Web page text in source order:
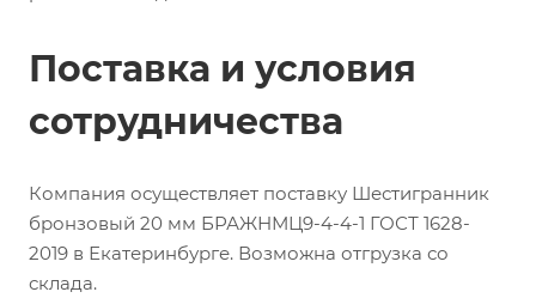
Поставка и условия
сотрудничества
Компания осуществляет поставку Шестигранник
бронзовый 20 мм БРАЖНМЦ9-4-4-1 ГОСТ 1628-
2019 в Екатеринбурге. Возможна отгрузка со
склада.